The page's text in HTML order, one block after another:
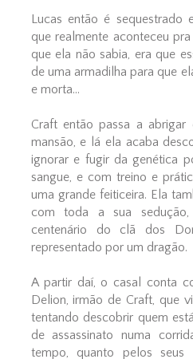
Lucas então é
que realmente aconteceu
que ela não sabia, era que
de uma armadilha para que
e morta...
Craft então passa a
mansão, e lá ela acaba
ignorar e fugir da genética
sangue, e com treino e
uma grande feiticeira. Ela
com toda a sua
centenário do clã dos
representado por um dragão.
A partir daí, o casal conta
Delion, irmão de Craft, que
tentando descobrir quem
de assassinato numa
tempo, quanto pelos seus